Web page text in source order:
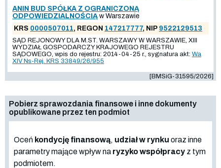
ANIN BUD SPÓŁKA Z OGRANICZONĄ
ODPOWIEDZIALNOŚCIĄ w Warszawie
KRS 0000507011, REGON 147217777, NIP 9522129513
SĄD REJONOWY DLA M.ST. WARSZAWY W WARSZAWIE, XIII
WYDZIAŁ GOSPODARCZY KRAJOWEGO REJESTRU
SĄDOWEGO, wpis do rejestru: 2014-04-25 r., sygnatura akt: Wa
XIV Ns-Rej. KRS 33849/26/955
[BMSiG-31595/2026]
Pobierz sprawozdania finansowe i inne dokumenty
opublikowane przez ten podmiot
Oceń kondycję finansową, udział w rynku oraz inne
parametry mające wpływ na ryzyko współpracy z tym
podmiotem.